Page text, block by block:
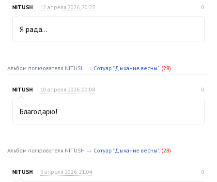
NITUSH 12 апреля 2026, 20:27 0
Я рада…
Альбом пользователя NITUSH → Сотуар "Дыхание весны". (28)
NITUSH 10 апреля 2026, 00:08 0
Благодарю!
Альбом пользователя NITUSH → Сотуар "Дыхание весны". (28)
NITUSH 9 апреля 2026, 21:04 0